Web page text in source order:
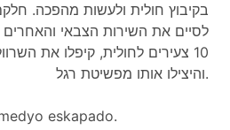
בקיבוץ חולית ולעשות מהפכה.
לסיים את השירות הצבאי והאחרים
10 צעירים לחולית, קיפלו את
והיצילו אותו מפשיטת רגל.
eskapado.